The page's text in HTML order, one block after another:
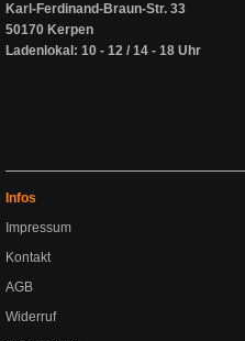
Karl-Ferdinand-Braun-Str. 33
50170 Kerpen
Ladenlokal: 10 - 12 / 14 - 18 Uhr
Infos
Impressum
Kontakt
AGB
Widerruf